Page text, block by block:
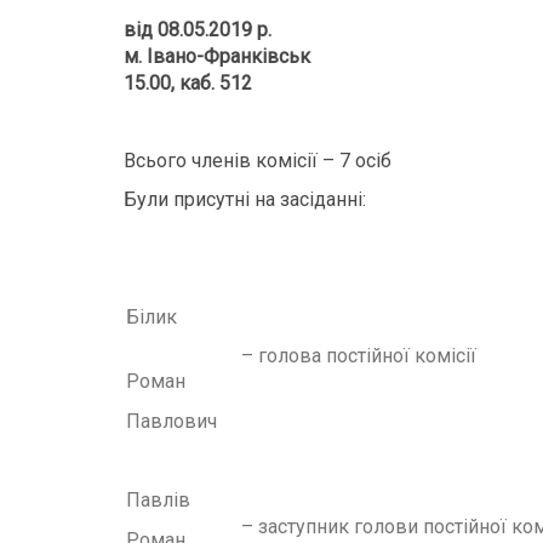
від 08.05.2019 р.
м. Івано-Франківськ
15.00, каб. 512
Всього членів комісії – 7 осіб
Були присутні на засіданні:
Білик
Роман
Павлович
– голова постійної комісії
Павлів
– заступник голови постійної